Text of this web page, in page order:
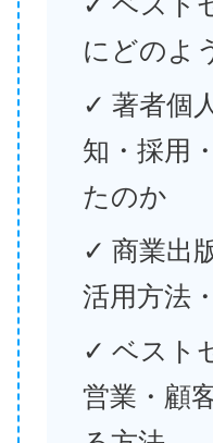
にどのよ
✓ 著者個
知・採用
たのか
✓ 商業出
活用方法
✓ ベスト
営業・顧